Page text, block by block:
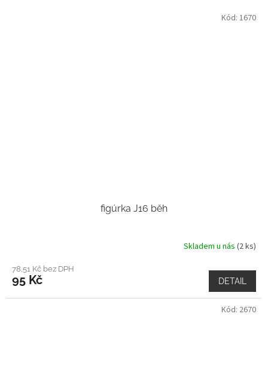
figúrka J16 běh
Skladem u nás (2 ks)
78,51 Kč bez DPH
95 Kč DETAIL
Kód: 1670
Kód: 2670